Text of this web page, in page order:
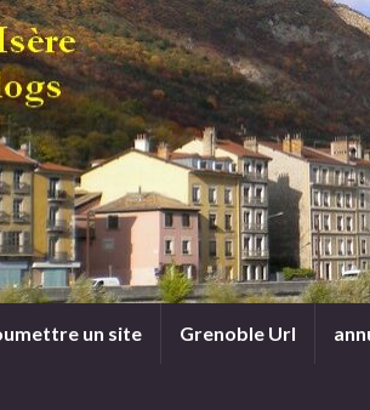
un site Grenoble Url